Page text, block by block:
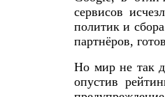
сервисов
политик и
партнёров,
Но мир не так
опустив